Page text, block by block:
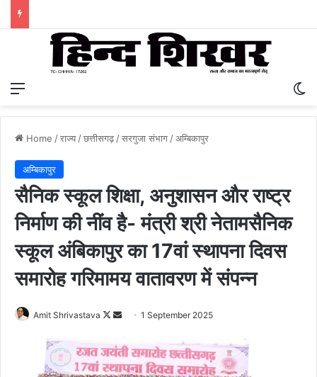
Home /राज्य/छत्तीसगढ़/सरगुजा संभाग/अम्बिकापुर
अम्बिकापुर
सैनिक स्कूल शिक्षा, अनुशासन और राष्ट्र
निर्माण की नींव है- मंत्री श्री नेतामसैनिक
स्कूल अंबिकापुर का 17वां स्थापना दिवस
समारोह गरिमामय वातावरण में संपन्न
Amit Shrivastava
F
l
l
n
d
1 September 2025